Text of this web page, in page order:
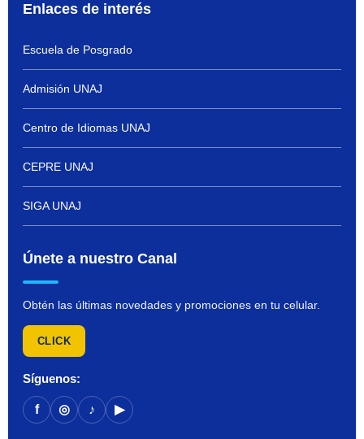
Enlaces de interés
Escuela de Posgrado
Admisión UNAJ
Centro de Idiomas UNAJ
CEPRE UNAJ
SIGA UNAJ
Únete a nuestro Canal
Obtén las últimas novedades y promociones en tu celular.
CLICK
Síguenos:
f ◎ ♪ ▶